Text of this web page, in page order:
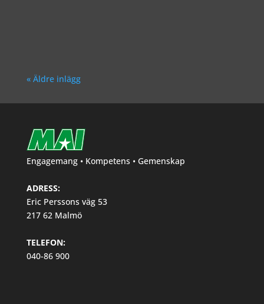
« Äldre inlägg
Engagemang • Kompetens • Gemenskap
ADRESS:
Eric Perssons väg 53
217 62 Malmö
TELEFON:
040-86 900